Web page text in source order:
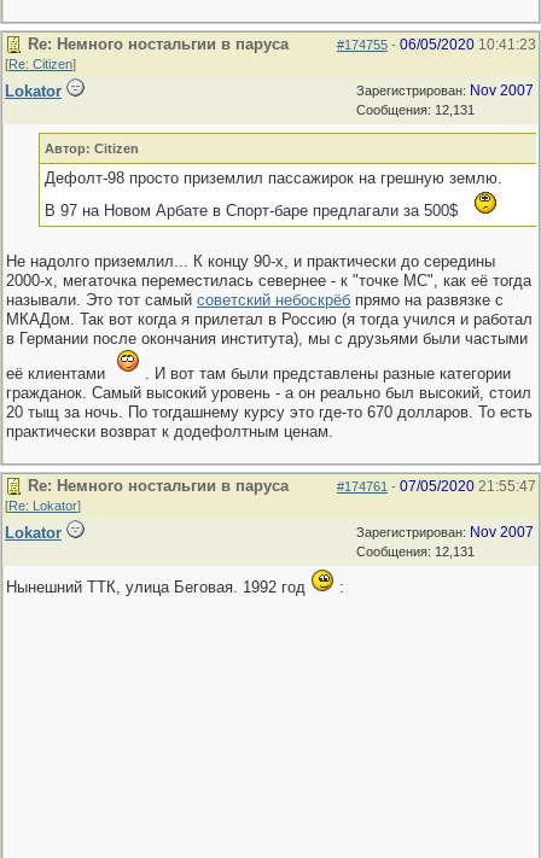
#174755 - 06/05/2020 10:41:23
Re: Немного ностальгии в паруса
[Re: Citizen]
Зарегистрирован: Nov 2007
Сообщения: 12,131
Lokator
Автор: Citizen
Дефолт-98 просто приземлил пассажирок на грешную землю.
В 97 на Новом Арбате в Спорт-баре предлагали за 500$
Не надолго приземлил... К концу 90-х, и практически до середины
2000-х, мегаточка переместилась севернее - к "точке МС", как её тогда
называли. Это тот самый советский небоскрёб прямо на развязке с
МКАДом. Так вот когда я прилетал в Россию (я тогда учился и работал
в Германии после окончания института), мы с друзьями были частыми
её клиентами
. И вот там были представлены разные категории
гражданок. Самый высокий уровень - а он реально был высокий, стоил
20 тыщ за ночь. По тогдашнему курсу это где-то 670 долларов. То есть
практически возврат к додефолтным ценам.
#174761 - 07/05/2020 21:55:47
Re: Немного ностальгии в паруса
[Re: Lokator]
Зарегистрирован: Nov 2007
Сообщения: 12,131
Lokator
Нынешний ТТК, улица Беговая. 1992 год :